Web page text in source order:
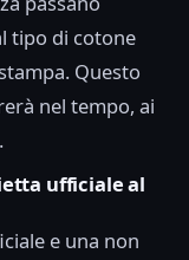
tipo di cotone
Questo
nel tempo, ai
ufficiale al
e una non